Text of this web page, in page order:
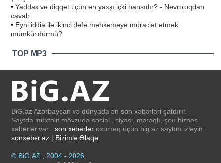
• Yaddaş və diqqət üçün ən yaxşı içki hansıdır? - Nevroloqdan
cavab
• Eyni iddia ilə ikinci dəfə məhkəməyə müraciət etmək
mümkündürmü?
TOP MP3
BiG.az Azərbaycan və dünyada ən son xəbərləri çatdırır.
Saytda müxtəlif mövzuda sosial , siyasi, maraqlı, şou biznes
xəbərlər var . son xeberler oxumaq üçün big.az saytını izləyin .
sonxeber.az | Bizimlə Əlaqə
© BiG.AZ , 2004 - 2026